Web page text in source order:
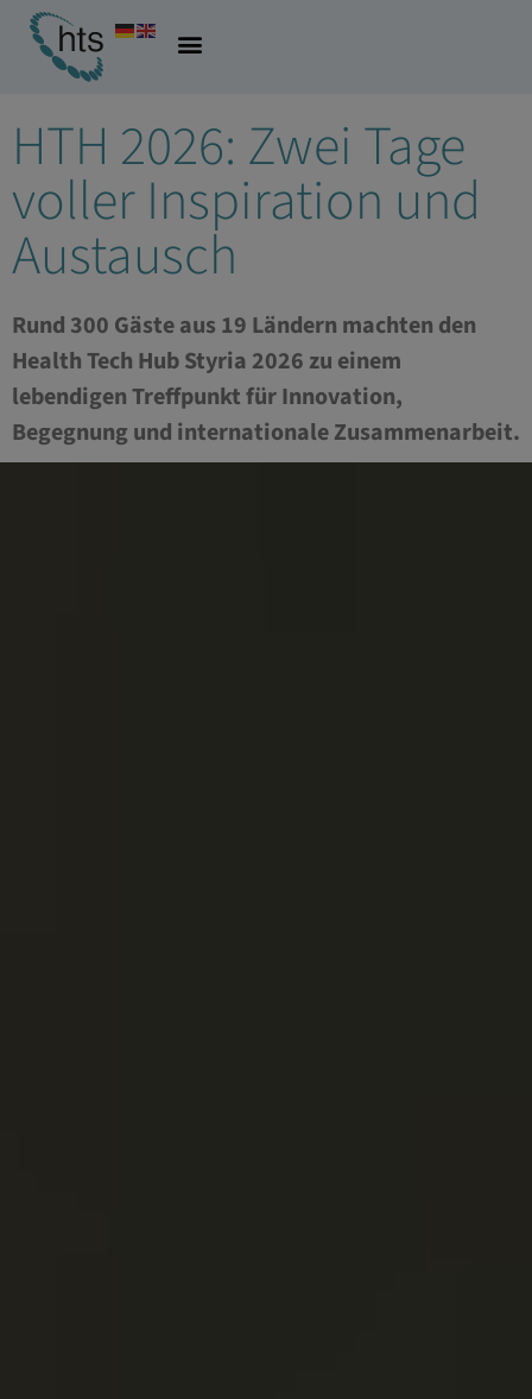
27.03.2026Allgemein
HTH 2026: Zwei Tage
voller Inspiration und
Austausch
Rund 300 Gäste aus 19 Ländern machten den
Health Tech Hub Styria 2026 zu einem
lebendigen Treffpunkt für Innovation,
Begegnung und internationale Zusammenarbeit.